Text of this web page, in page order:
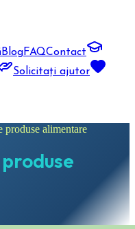
BlogFAQContact
Solicitați ajutor
produse alimentare